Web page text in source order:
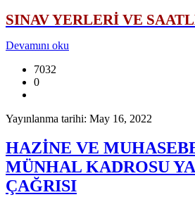
SINAV YERLERİ VE
Devamını oku
7032
0
Yayınlanma tarihi: May 16, 2022
HAZİNE VE
MÜNHAL KADROSU
ÇAĞRISI